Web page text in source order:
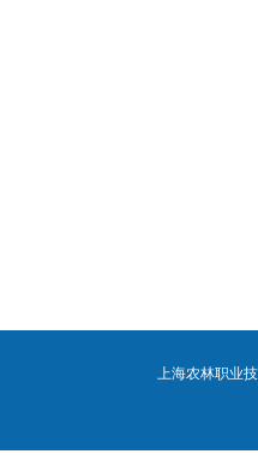
上海农林职业